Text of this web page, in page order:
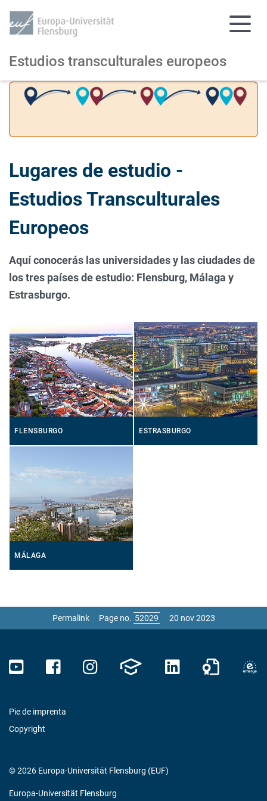
Skip to main content
Skip to main navigation
Estudios transculturales europeos
Lugares de estudio -
Estudios Transculturales
Europeos
Aquí conocerás las universidades y las ciudades de
los tres países de estudio: Flensburg, Málaga y
Estrasburgo.
FLENSBURGO ESTRASBURGO
MÁLAGA
Permalink Page no. 20 nov 2023
Pie de imprenta
Copyright
© 2026 Europa-Universität Flensburg (EUF)
Europa-Universität Flensburg